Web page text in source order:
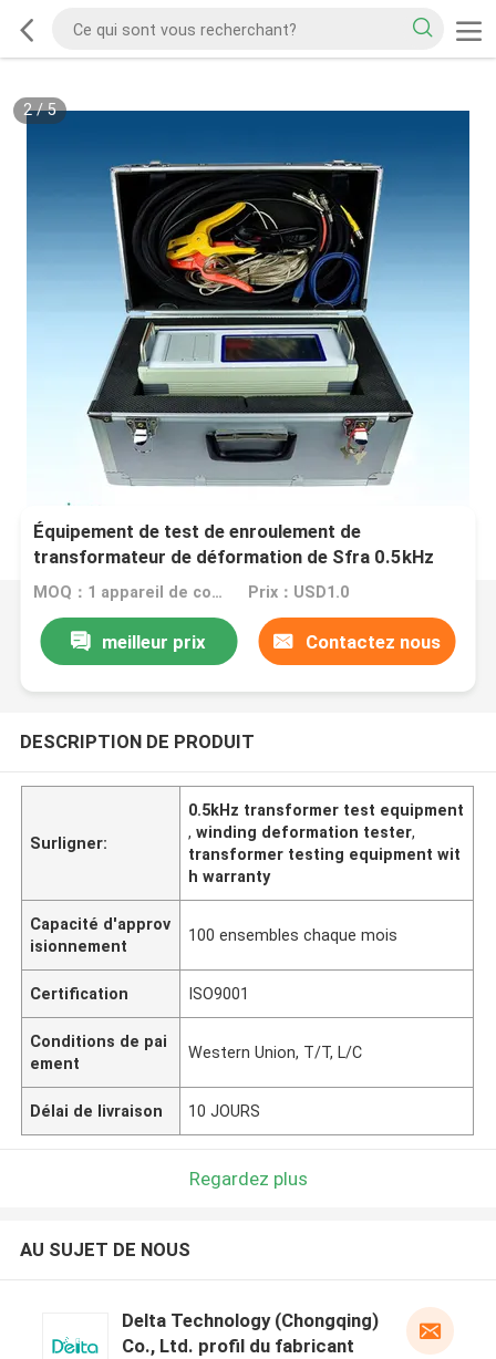
2/5
Équipement de test de enroulement de
transformateur de déformation de Sfra 0.5kHz
MOQ：1 appareil de contrôle réglé de relais Prix：USD1.0
meilleur prix Contactez nous
DESCRIPTION DE PRODUIT
Surligner:
0.5kHz transformer test equipment
,winding deformation tester,
transformer testing equipment wit
h warranty
Capacité d'approv
isionnement
100 ensembles chaque mois
Certification ISO9001
Conditions de pai
ement
Western Union, T/T, L/C
Délai de livraison 10 JOURS
Regardez plus
AU SUJET DE NOUS
Delta Technology (Chongqing)
Co., Ltd. profil du fabricant